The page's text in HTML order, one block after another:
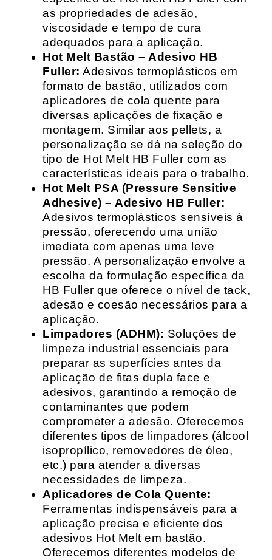
as propriedades de adesão,
viscosidade e tempo de cura
adequados para a aplicação.
Hot Melt Bastão – Adesivo HB
Fuller: Adesivos termoplásticos em
formato de bastão, utilizados com
aplicadores de cola quente para
diversas aplicações de fixação e
montagem. Similar aos pellets, a
personalização se dá na seleção do
tipo de Hot Melt HB Fuller com as
características ideais para o trabalho.
Hot Melt PSA (Pressure Sensitive
Adhesive) – Adesivo HB Fuller:
Adesivos termoplásticos sensíveis à
pressão, oferecendo uma união
imediata com apenas uma leve
pressão. A personalização envolve a
escolha da formulação específica da
HB Fuller que oferece o nível de tack,
adesão e coesão necessários para a
aplicação.
Limpadores (ADHM): Soluções de
limpeza industrial essenciais para
preparar as superfícies antes da
aplicação de fitas dupla face e
adesivos, garantindo a remoção de
contaminantes que podem
comprometer a adesão. Oferecemos
diferentes tipos de limpadores (álcool
isopropílico, removedores de óleo,
etc.) para atender a diversas
necessidades de limpeza.
Aplicadores de Cola Quente:
Ferramentas indispensáveis para a
aplicação precisa e eficiente dos
adesivos Hot Melt em bastão.
Oferecemos diferentes modelos de